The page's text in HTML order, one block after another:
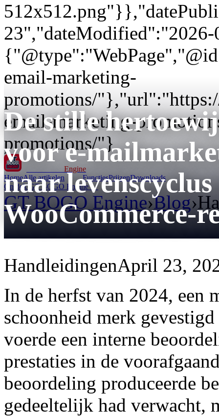
email-marketing-
promotions/
email-marketing-
promotions/"}
Engine
HomeAlle artikelen FunctiesPrijzenDownloads
Ontdek GT BOGO Engine →
GT BOGO Engine›Blog›
De stille
voor e-
naar
WooCommerce-
HandleidingenApril 23,
In de herfst van 2024, een
schoonheid merk
voerde een interne
prestaties in de
beoordeling produceerde
gedeeltelijk had verwacht,